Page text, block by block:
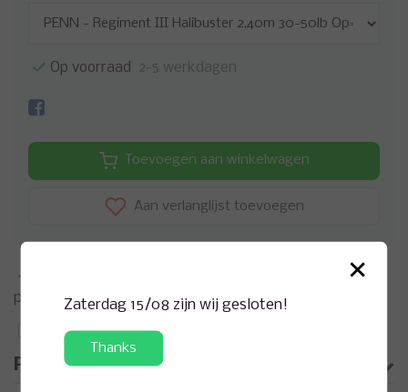
Op voorraad 2-5 werkdagen
Toevoegen aan winkelwagen
Aan verlanglijst toevoegen
Neem contact op over dit
product
Toevoegen aan vergelijking
Productomschrijving
×
Zaterdag 15/08 zijn wij gesloten!
Thanks